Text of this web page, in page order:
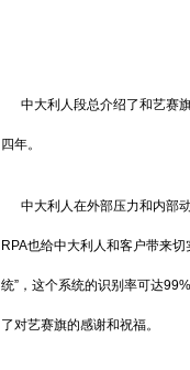
中大利人段总介绍了和艺赛
四年。
中大利人在外部压力和内部
RPA也给中大利人和客户带来
统”，这个系统的识别率可达
了对艺赛旗的感谢和祝福。